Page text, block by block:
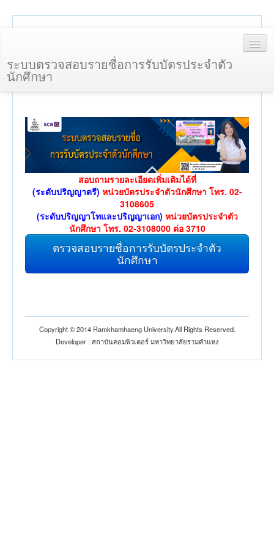
ระบบตรวจสอบรายชื่อการรับบัตรประจำตัว
นักศึกษา
ตรวจสอบรายชื่อ
สอบถามรายละเอียดเพิ่มเติมได้ที่
(ระดับปริญญาตรี) หน่วยบัตรประจำตัวนักศึกษา โทร. 02-
3108605
(ระดับปริญญาโทและปริญญาเอก) หน่วยบัตรประจำตัว
นักศึกษา โทร. 02-3108000 ต่อ 3710
ตรวจสอบรายชื่อการรับบัตรประจำตัว
นักศึกษา
Copyright © 2014 Ramkhamhaeng University.All Rights Reserved.
Developer : สถาบันคอมพิวเตอร์ มหาวิทยาลัยรามคำแหง